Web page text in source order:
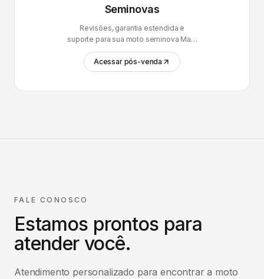
Seminovas
Revisões, garantia estendida e
suporte para sua moto seminova Mais
Brasil.
Acessar pós-venda
FALE CONOSCO
Estamos prontos para
atender você.
Atendimento personalizado para encontrar a moto